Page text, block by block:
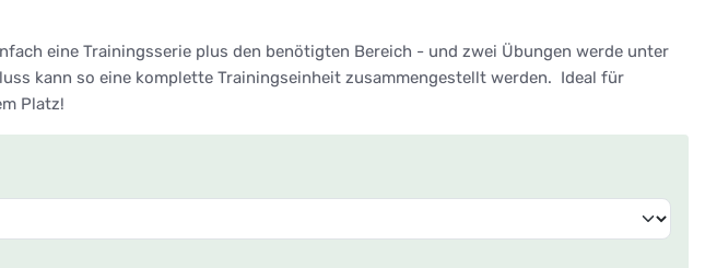
eine Trainingsserie plus den benötigten Bereich - und zwei Übungen werde unter
kann so eine komplette Trainingseinheit zusammengestellt werden. Ideal für
Platz!